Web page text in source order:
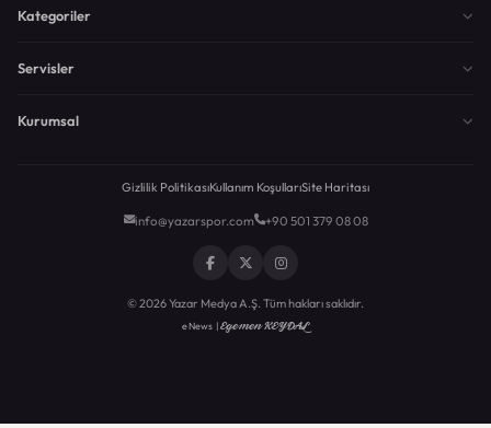
Kategoriler
Servisler
Kurumsal
Gizlilik PolitikasıKullanım KoşullarıSite Haritası
info@yazarspor.com +90 501 379 08 08
© 2026 Yazar Medya A.Ş. Tüm hakları saklıdır.
eNews |Egemen KEYDAL